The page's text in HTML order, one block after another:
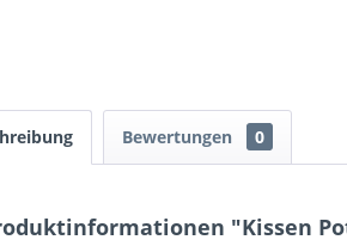
Bewertungen 0
"Kissen